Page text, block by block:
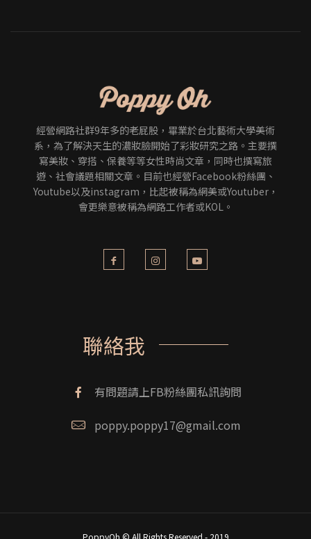
經營網路社群9年多的老屁股，畢業於台北藝術大學美術
系，為了解決天生的濃妝臉開始了彩妝研究之路。主要撰
寫美妝、穿搭、保養等等女性時尚文章，同時也撰寫旅
遊、社會議題相關文章。目前也經營Facebook粉絲團、
Youtube以及instagram，比起被稱為網美或Youtuber，
會更樂意被稱為網路工作者或KOL。
聯絡我
有問題請上FB粉絲團私訊詢問
poppy.poppy17@gmail.com